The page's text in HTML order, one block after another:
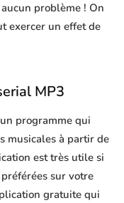
problème ! On
exercer un effet de
MP3
programme qui
musicales à partir de
est très utile si
sur votre
gratuite qui